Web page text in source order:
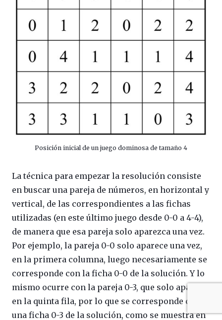
Posición inicial de un juego dominosa de tamaño 4
La técnica para empezar la resolución consiste
en buscar una pareja de números, en horizontal y
vertical, de las correspondientes a las fichas
utilizadas (en este último juego desde 0-0 a 4-4),
de manera que esa pareja solo aparezca una vez.
Por ejemplo, la pareja 0-0 solo aparece una vez,
en la primera columna, luego necesariamente se
corresponde con la ficha 0-0 de la solución. Y lo
mismo ocurre con la pareja 0-3, que solo aparece
en la quinta fila, por lo que se corresponde con
una ficha 0-3 de la solución, como se muestra en